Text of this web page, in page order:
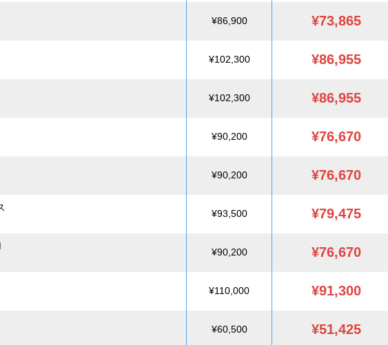
¥86,900 ¥73,865
¥102,300 ¥86,955
¥102,300 ¥86,955
¥90,200 ¥76,670
¥90,200 ¥76,670
¥93,500 ¥79,475
¥90,200 ¥76,670
¥110,000 ¥91,300
¥60,500 ¥51,425